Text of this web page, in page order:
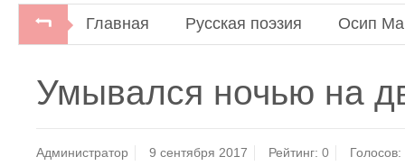
Главная Русская поэзия Осип
Умывался ночью на
Администратор 9 сентября 2017 Рейтинг:0 Голосов: